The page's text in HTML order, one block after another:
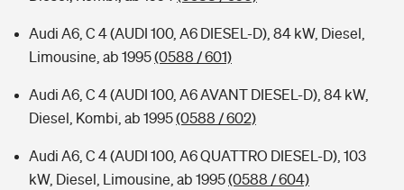
Audi A6, C 4 (AUDI 100, A6 DIESEL-D), 84 kW, Diesel,
Limousine, ab 1995(0588 / 601)
Audi A6, C 4 (AUDI 100, A6 AVANT DIESEL-D), 84 kW,
Diesel, Kombi, ab 1995(0588 / 602)
Audi A6, C 4 (AUDI 100, A6 QUATTRO DIESEL-D), 103
kW, Diesel, Limousine, ab 1995(0588 / 604)